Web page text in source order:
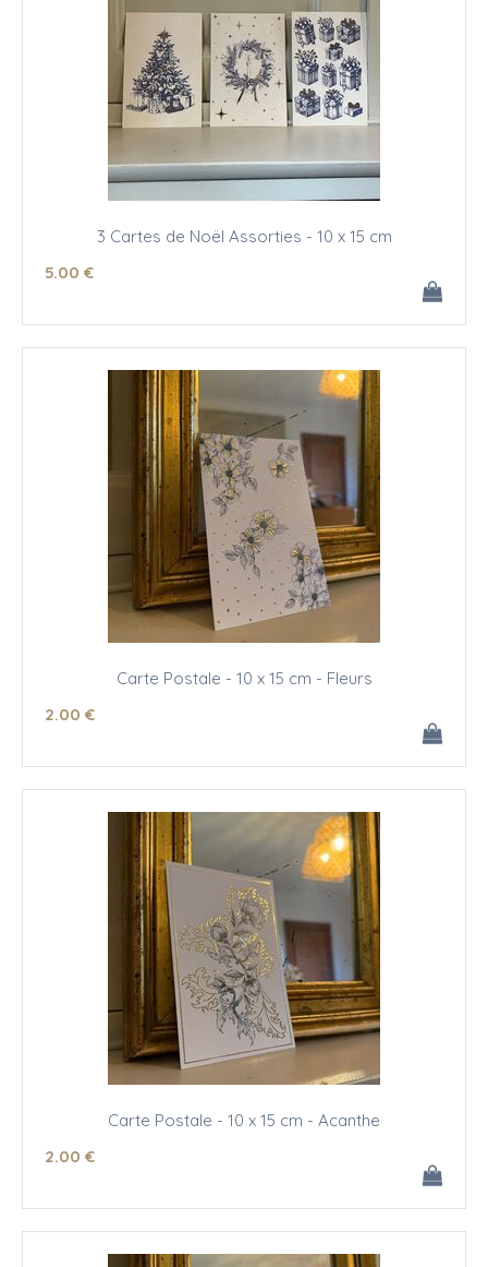
3 Cartes de Noël Assorties - 10 x 15 cm
5.00 €
Carte Postale - 10 x 15 cm - Fleurs
2.00 €
Carte Postale - 10 x 15 cm - Acanthe
2.00 €